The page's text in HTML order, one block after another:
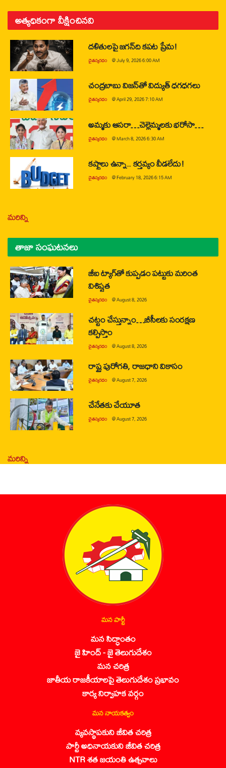
అత్యధికంగా వీక్షించినవి
దళితులపై జగన్‌ది కపట ప్రేమ!
చైతన్యరధం @July 9, 2026 6:00 AM
చంద్రబాబు విజన్‌తో విద్యుత్ ధగధగలు
చైతన్యరధం @April 29, 2026 7:10 AM
అమ్మకు ఆసరా…చెల్లెమ్మలకు భరోసా…
చైతన్యరధం @March 8, 2026 6:30 AM
కష్టాలు ఉన్నా.. కర్తవ్యం వీడలేదు!
చైతన్యరధం @February 18, 2026 6:15 AM
మరిన్ని
తాజా సంఘటనలు
జీఐ ట్యాగ్‌తో కుప్పడం పట్టుకు మరింత
విశిష్టత
చైతన్యరధం @August 8, 2026
చట్టం చేస్తున్నాం…బీసీలకు సంరక్షణ
కల్పిస్తాం
చైతన్యరధం @August 8, 2026
రాష్ట్ర పురోగతి, రాజధాని వికాసం
చైతన్యరధం @August 7, 2026
చేనేతకు చేయూత
చైతన్యరధం @August 7, 2026
మరిన్ని
మన పార్టీ
మన సిద్ధాంతం
జై హింద్ - జై తెలుగుదేశం
మన చరిత్ర
జాతీయ రాజకీయాలపై తెలుగుదేశం ప్రభావం
కార్య నిర్వాహక వర్గం
మన నాయకత్వం
వ్యవస్థాపకుని జీవిత చరిత్ర
పార్టీ అధినాయకుని జీవిత చరిత్ర
NTR శత జయంతి ఉత్సవాలు